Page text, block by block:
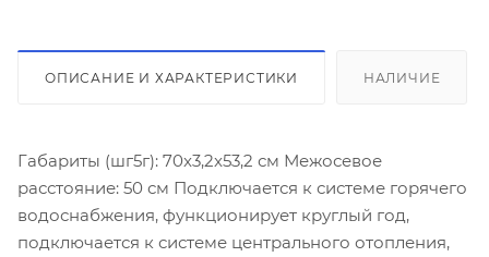
ОПИСАНИЕ И ХАРАКТЕРИСТИКИ НАЛИЧИЕ
Габариты (шг5г): 70x3,2x53,2 см Межосевое
расстояние: 50 см Подключается к системе горячего
водоснабжения, функционирует круглый год,
подключается к системе центрального отопления,